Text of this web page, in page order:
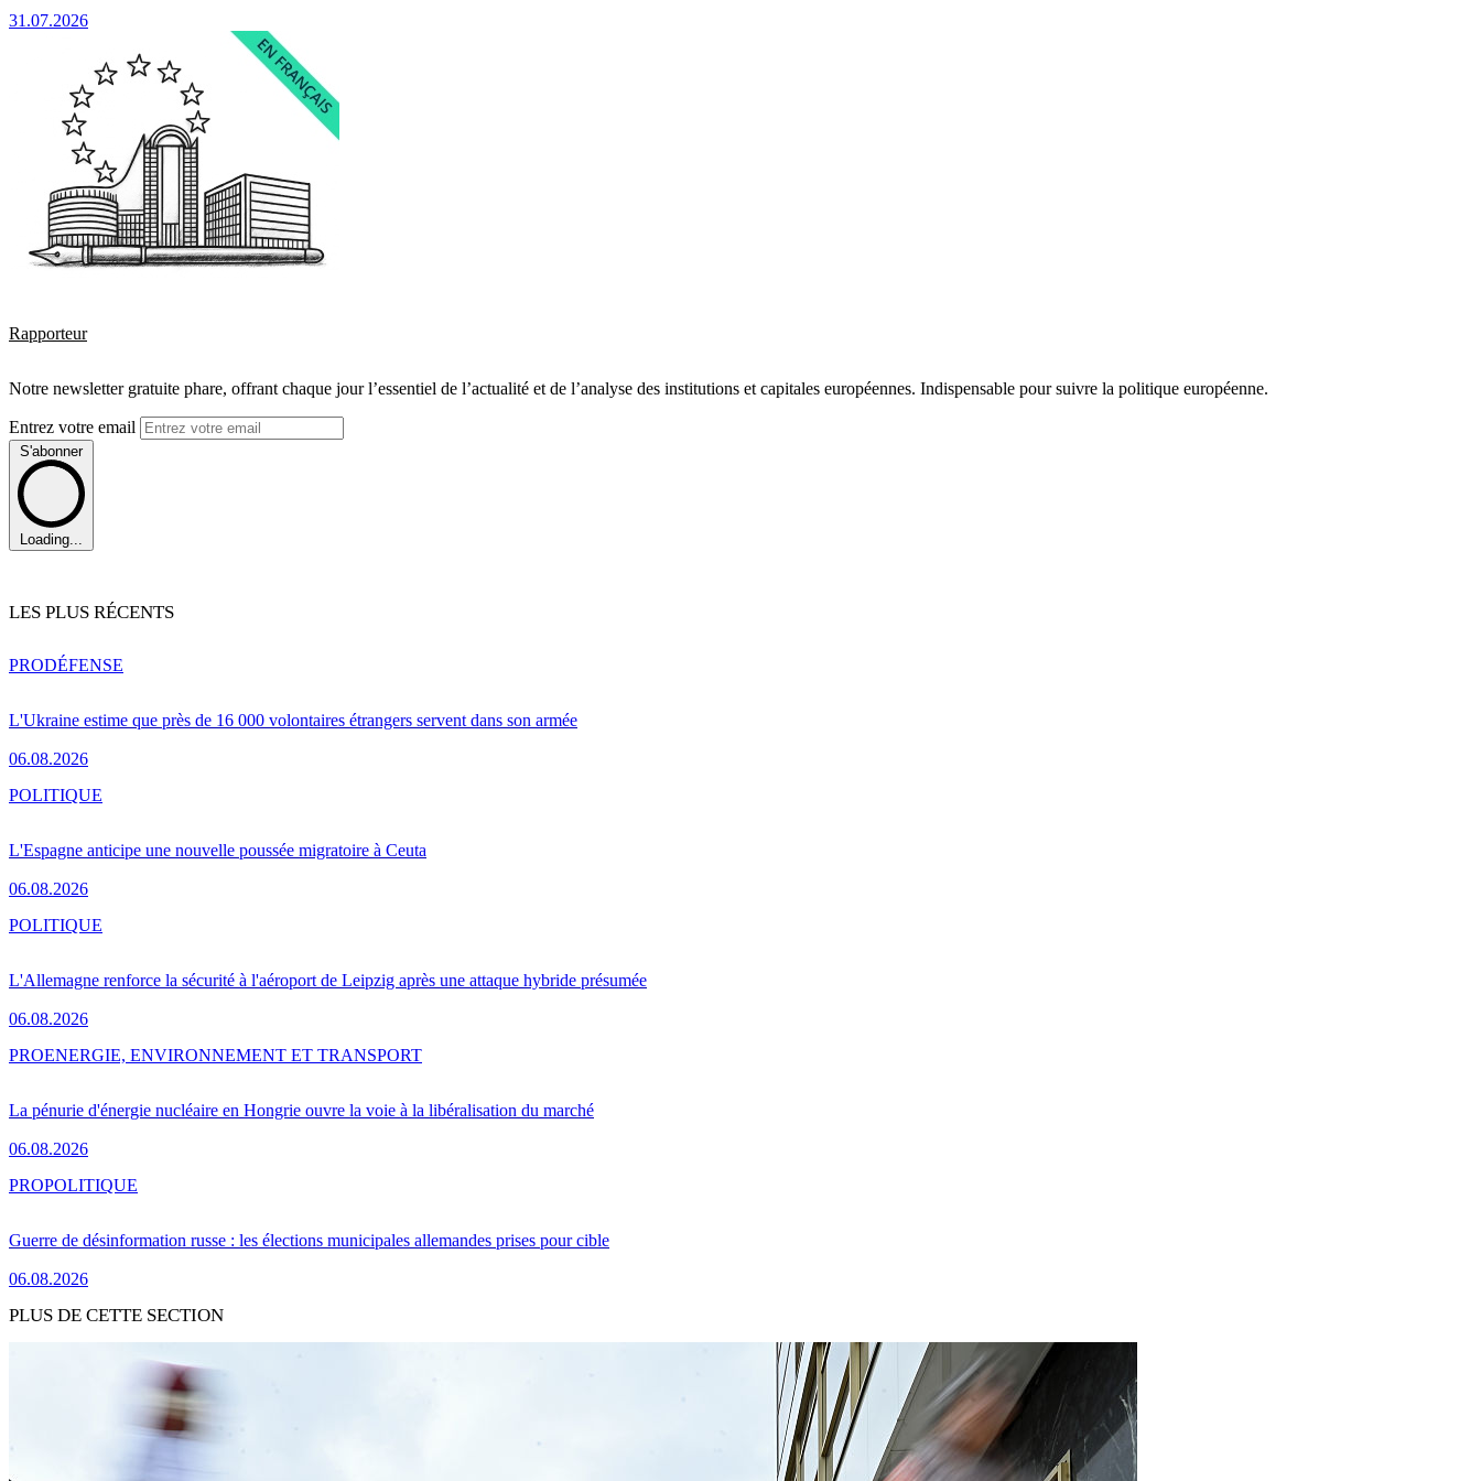
31.07.2026
Rapporteur
Notre newsletter gratuite phare, offrant chaque jour l’essentiel de l’actualité et de l’analyse des institutions et capitales européennes. Indispensable pour suivre la politique européenne.
Entrez votre email
S'abonner
Loading...
LES PLUS RÉCENTS
L'Ukraine estime que près de 16 000 volontaires étrangers servent dans son armée
06.08.2026
PRODÉFENSE
L'Espagne anticipe une nouvelle poussée migratoire à Ceuta
06.08.2026
POLITIQUE
L'Allemagne renforce la sécurité à l'aéroport de Leipzig après une attaque hybride présumée
06.08.2026
POLITIQUE
La pénurie d'énergie nucléaire en Hongrie ouvre la voie à la libéralisation du marché
06.08.2026
PROENERGIE, ENVIRONNEMENT ET TRANSPORT
Guerre de désinformation russe : les élections municipales allemandes prises pour cible
06.08.2026
PROPOLITIQUE
PLUS DE CETTE SECTION